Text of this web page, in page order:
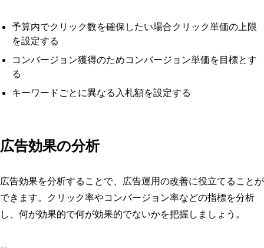
予算内でクリック数を確保したい場合クリック単価の上限
を設定する
コンバージョン獲得のためコンバージョン単価を目標とす
る
キーワードごとに異なる入札額を設定する
広告効果の分析
広告効果を分析することで、広告運用の改善に役立てることが
できます。クリック率やコンバージョン率などの指標を分析
し、何が効果的で何が効果的でないかを把握しましょう。